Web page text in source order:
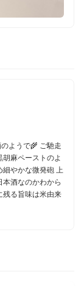
ようで🌾 ご馳走
麻ペーストのよ
細やかな微発砲 上
酒なのかわから
残る旨味は米由来